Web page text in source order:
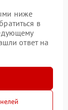
ниже
в
ответ на